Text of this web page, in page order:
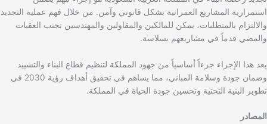
استمرارية المشاريع العمرانية بشكل قانوني وآمن. من خلال فهم عملية التجديد
والالتزام بالمتطلبات، يمكن للمالكين والمقاولين والمهندسين تجنب العقبات
والمضي قدماً في مشاريعهم بسلاسة.
يعد هذا الإجراء جزءاً أساسياً من جهود المملكة لتنظيم قطاع البناء والتشييد
وضمان جودة وسلامة المباني، مما يساهم في تحقيق أهداف رؤية 2030 في
تطوير البنية التحتية وتحسين جودة الحياة في المملكة.
المصادر